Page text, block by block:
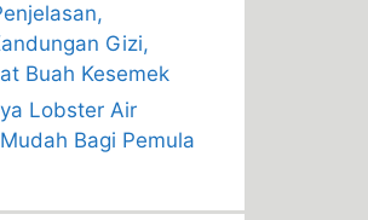
Gizi,
Buah Kesemek
Lobster Air
Bagi Pemula